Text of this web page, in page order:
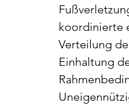
koordinierte
Verteilung
Einhaltung